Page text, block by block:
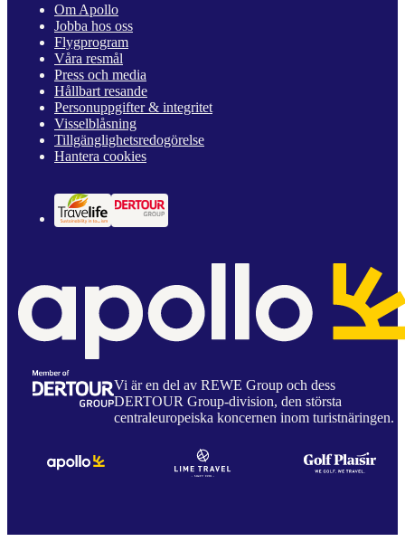
Om Apollo
Jobba hos oss
Flygprogram
Våra resmål
Press och media
Hållbart resande
Personuppgifter & integritet
Visselblåsning
Tillgänglighetsredogörelse
Hantera cookies
Vi är en del av REWE Group och dess
DERTOUR Group-division, den största
centraleuropeiska koncernen inom turistnäringen.